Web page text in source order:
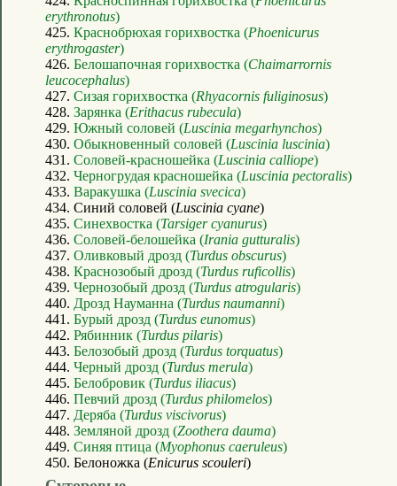
erythronotus)
425. Краснобрюхая горихвостка (Phoenicurus
erythrogaster)
426. Белошапочная горихвостка (Chaimarrornis
leucocephalus)
427. Сизая горихвостка (Rhyacornis fuliginosus)
428. Зарянка (Erithacus rubecula)
429. Южный соловей (Luscinia megarhynchos)
430. Обыкновенный соловей (Luscinia luscinia)
431. Соловей-красношейка (Luscinia calliope)
432. Черногрудая красношейка (Luscinia pectoralis)
433. Варакушка (Luscinia svecica)
434. Синий соловей (Luscinia cyane)
435. Синехвостка (Tarsiger cyanurus)
436. Соловей-белошейка (Irania gutturalis)
437. Оливковый дрозд (Turdus obscurus)
438. Краснозобый дрозд (Turdus ruficollis)
439. Чернозобый дрозд (Turdus atrogularis)
440. Дрозд Науманна (Turdus naumanni)
441. Бурый дрозд (Turdus eunomus)
442. Рябинник (Turdus pilaris)
443. Белозобый дрозд (Turdus torquatus)
444. Черный дрозд (Turdus merula)
445. Белобровик (Turdus iliacus)
446. Певчий дрозд (Turdus philomelos)
447. Деряба (Turdus viscivorus)
448. Земляной дрозд (Zoothera dauma)
449. Синяя птица (Myophonus caeruleus)
450. Белоножка (Enicurus scouleri)